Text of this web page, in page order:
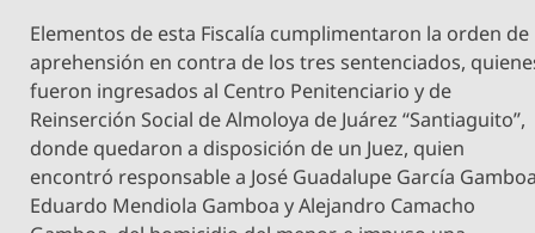
Elementos de esta Fiscalía cumplimentaron la orden de
aprehensión en contra de los tres sentenciados,
fueron ingresados al Centro Penitenciario y de
Reinserción Social de Almoloya de Juárez “Santiaguito”,
donde quedaron a disposición de un Juez, quien
encontró responsable a José Guadalupe García
Eduardo Mendiola Gamboa y Alejandro Camacho